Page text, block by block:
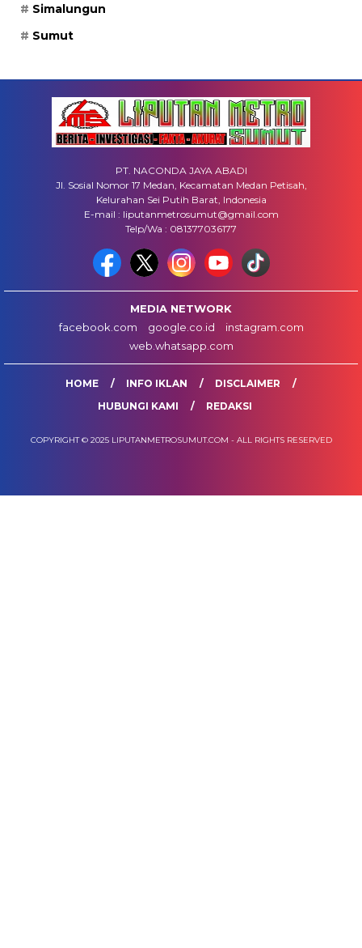
Simalungun
Sumut
PT. NACONDA JAYA ABADI
Jl. Sosial Nomor 17 Medan, Kecamatan Medan Petisah,
Kelurahan Sei Putih Barat, Indonesia
E-mail : liputanmetrosumut@gmail.com
Telp/Wa : 081377036177
MEDIA NETWORK
facebook.com
google.co.id
instagram.com
web.whatsapp.com
HOME INFO IKLAN
DISCLAIMER
HUBUNGI KAMI
REDAKSI
COPYRIGHT © 2025 LIPUTANMETROSUMUT.COM - ALL RIGHTS RESERVED